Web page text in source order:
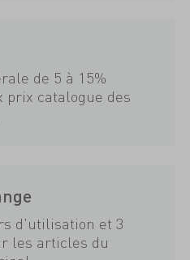
de 5 à 15%
catalogue des
d'utilisation et 3
les articles du